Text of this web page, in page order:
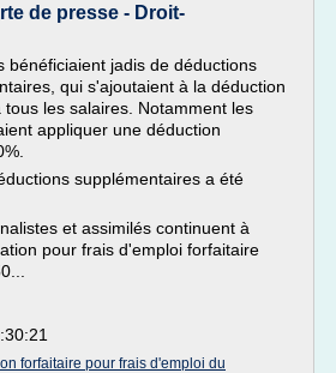
de presse - Droit-
bénéficiaient jadis de déductions
qui s'ajoutaient à la déduction
les salaires. Notamment les
appliquer une déduction
supplémentaires a été
et assimilés continuent à
pour frais d'emploi forfaitaire
forfaitaire pour frais d'emploi du